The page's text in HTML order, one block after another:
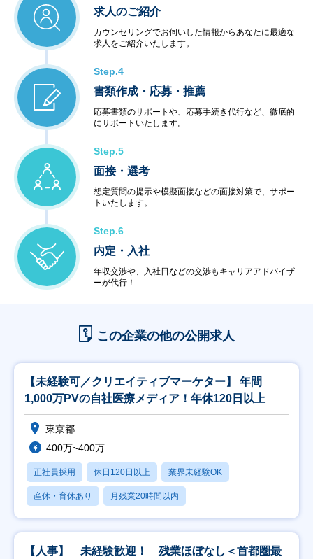
求人のご紹介
カウンセリングでお伺いした情報からあなたに最適な
求人をご紹介いたします。
Step.4
書類作成・応募・推薦
応募書類のサポートや、応募手続き代行など、徹底的
にサポートいたします。
Step.5
面接・選考
想定質問の提示や模擬面接などの面接対策で、サポー
トいたします。
Step.6
内定・入社
年収交渉や、入社日などの交渉もキャリアアドバイザ
ーが代行！
この企業の他の公開求人
【未経験可／クリエイティブマーケター】 年間
1,000万PVの自社医療メディア！年休120日以上
東京都
400万~400万
正社員採用 休日120日以上 業界未経験OK
産休・育休あり 月残業20時間以内
【人事】 未経験歓迎！ 残業ほぼなし＜首都圏最